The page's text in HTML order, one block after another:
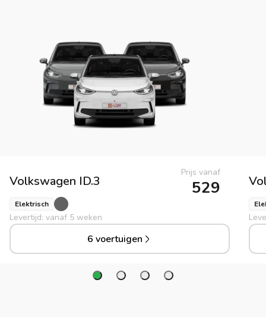
Volkswagen ID.3
Prijs vanaf
529
Elektrisch
Levertijd: vanaf 5 weken
6 voertuigen